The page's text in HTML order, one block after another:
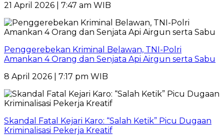
21 April 2026 | 7:47 am WIB
Penggerebekan Kriminal Belawan, TNI-Polri
Amankan 4 Orang dan Senjata Api Airgun serta Sabu
8 April 2026 | 7:17 pm WIB
Skandal Fatal Kejari Karo: “Salah Ketik” Picu Dugaan
Kriminalisasi Pekerja Kreatif